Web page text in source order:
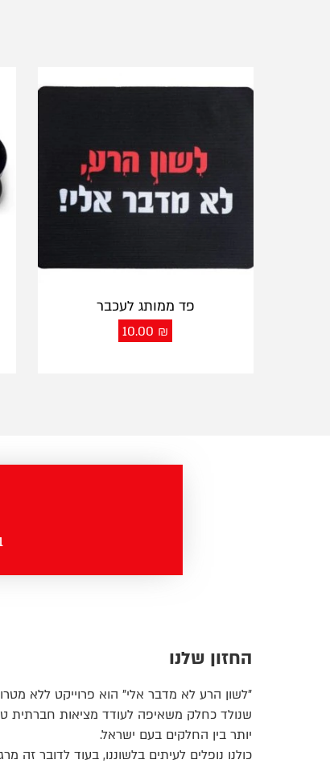
פד ממותג לעכבר
10.00 ₪
החזון שלנו
"לשון הרע לא מדבר אלי" הוא פרוייקט ללא
שנולד כחלק משאיפה לעודד מציאות חברתית
יותר בין החלקים בעם ישראל.
כולנו נופלים לעיתים בלשוננו, בעוד לדובר זה